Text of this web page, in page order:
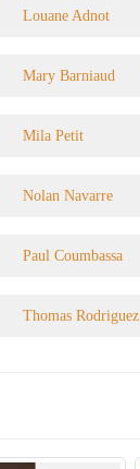
Louane Adnot
Mary Barniaud
Mila Petit
Nolan Navarre
Paul Coumbassa
Thomas Rodriguez